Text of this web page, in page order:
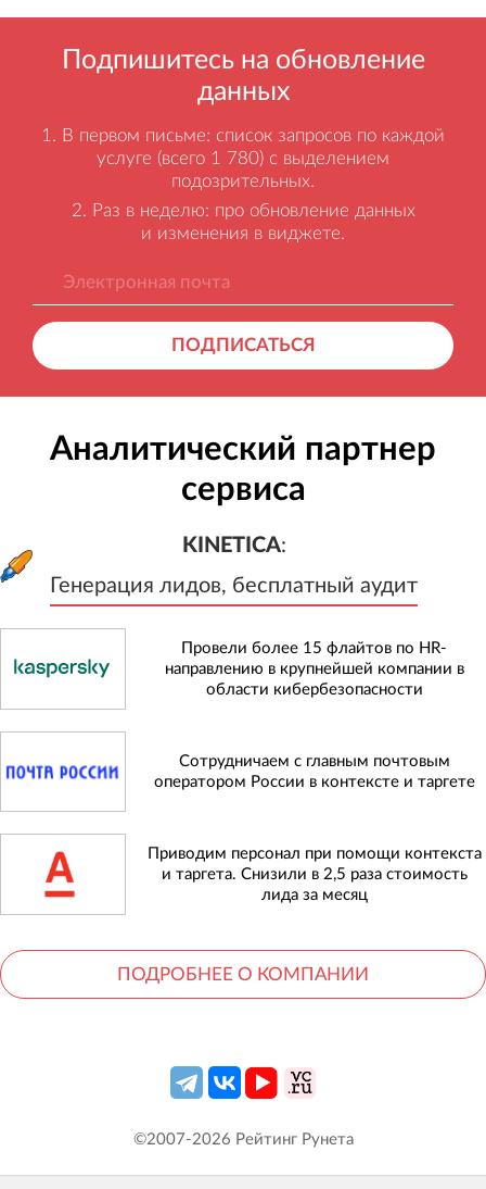
Подпишитесь на обновление
данных
В первом письме: список запросов по каждой
услуге (всего 1 780) с выделением
подозрительных.
Раз в неделю: про обновление данных
и изменения в виджете.
ПОДПИСАТЬСЯ
Аналитический партнер
сервиса
KINETICA:
Генерация лидов, бесплатный аудит
Генерация лидов, бесплатный
Провели более 15 флайтов по HR-
направлению в крупнейшей компании в
области кибербезопасности
Сотрудничаем с главным почтовым
оператором России в контексте и таргете
Приводим персонал при помощи контекста
и таргета. Снизили в 2,5 раза стоимость
лида за месяц
ПОДРОБНЕЕ О КОМПАНИИ
©2007-2026 Рейтинг Рунета